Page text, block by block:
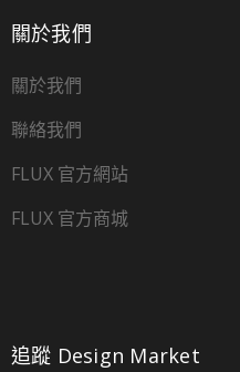
關於我們
關於我們
聯絡我們
FLUX 官方網站
FLUX 官方商城
追蹤 Design Market